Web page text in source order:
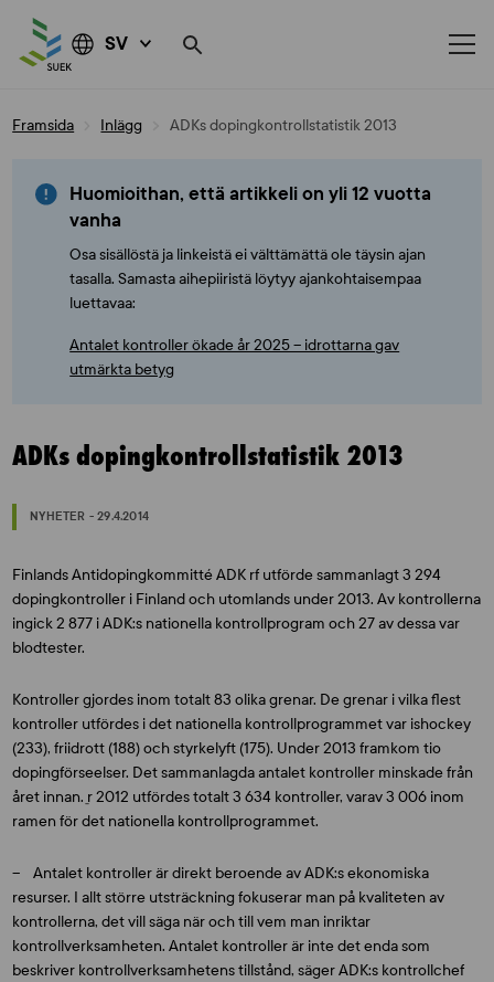
SV
Framsida Inlägg ADKs dopingkontrollstatistik 2013
Huomioithan, että artikkeli on yli 12 vuotta
vanha
Osa sisällöstä ja linkeistä ei välttämättä ole täysin ajan
tasalla. Samasta aihepiiristä löytyy ajankohtaisempaa
luettavaa:
Antalet kontroller ökade år 2025 – idrottarna gav
utmärkta betyg
ADKs dopingkontrollstatistik 2013
NYHETER - 29.4.2014
Finlands Antidopingkommitté ADK rf utförde sammanlagt 3 294
dopingkontroller i Finland och utomlands under 2013. Av kontrollerna
ingick 2 877 i ADK:s nationella kontrollprogram och 27 av dessa var
blodtester.
Kontroller gjordes inom totalt 83 olika grenar. De grenar i vilka flest
kontroller utfördes i det nationella kontrollprogrammet var ishockey
(233), friidrott (188) och styrkelyft (175). Under 2013 framkom tio
dopingförseelser. Det sammanlagda antalet kontroller minskade från
året innan. ֵr 2012 utfördes totalt 3 634 kontroller, varav 3 006 inom
ramen för det nationella kontrollprogrammet.
– Antalet kontroller är direkt beroende av ADK:s ekonomiska
resurser. I allt större utsträckning fokuserar man på kvaliteten av
kontrollerna, det vill säga när och till vem man inriktar
kontrollverksamheten. Antalet kontroller är inte det enda som
beskriver kontrollverksamhetens tillstånd, säger ADK:s kontrollchef